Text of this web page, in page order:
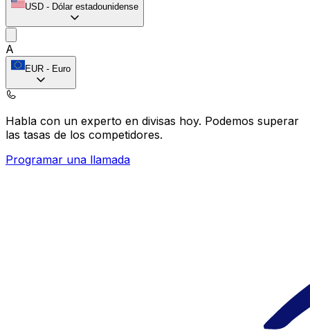
USD - Dólar estadounidense
A
EUR - Euro
Habla con un experto en divisas hoy. Podemos superar
las tasas de los competidores.
Programar una llamada